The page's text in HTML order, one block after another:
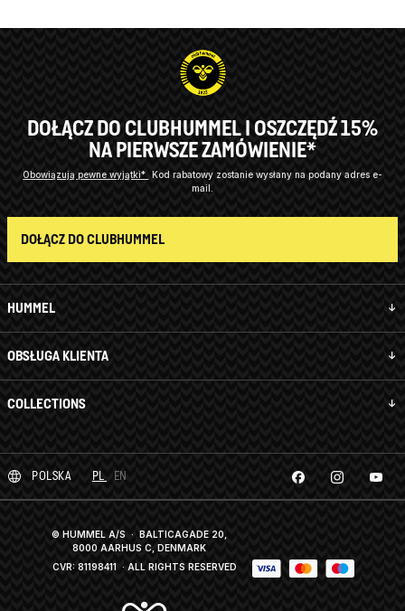
HUMMEL
OBSŁUGA KLIENTA
COLLECTIONS
DOŁĄCZ DO CLUBHUMMEL I OSZCZĘDŹ 15%
NA PIERWSZE ZAMÓWIENIE*
Obowiązują pewne wyjątki*
Kod rabatowy zostanie wysłany na podany adres e-
mail.
DOŁĄCZ DO CLUBHUMMEL
POLSKA PL EN
© HUMMEL A/S · BALTICAGADE 20,
8000 AARHUS C, DENMARK
CVR: 81198411 · ALL RIGHTS RESERVED